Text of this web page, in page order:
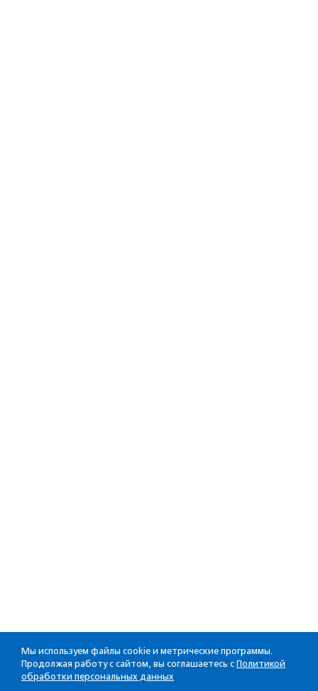
Мы используем файлы cookie и метрические программы.
Продолжая работу с сайтом, вы соглашаетесь с Политикой
обработки персональных данных